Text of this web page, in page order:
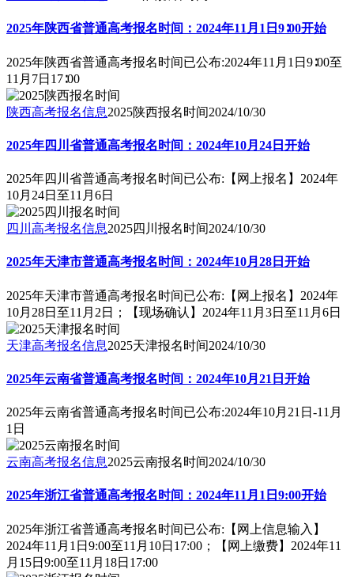
2025年陕西省普通高考报名时间：2024年11月1日9∶00开始
2025年陕西省普通高考报名时间已公布:2024年11月1日9∶00至
11月7日17∶00
陕西高考报名信息2025陕西报名时间2024/10/30
2025年四川省普通高考报名时间：2024年10月24日开始
2025年四川省普通高考报名时间已公布:【网上报名】2024年
10月24日至11月6日
四川高考报名信息2025四川报名时间2024/10/30
2025年天津市普通高考报名时间：2024年10月28日开始
2025年天津市普通高考报名时间已公布:【网上报名】2024年
10月28日至11月2日；【现场确认】2024年11月3日至11月6日
天津高考报名信息2025天津报名时间2024/10/30
2025年云南省普通高考报名时间：2024年10月21日开始
2025年云南省普通高考报名时间已公布:2024年10月21日-11月
1日
云南高考报名信息2025云南报名时间2024/10/30
2025年浙江省普通高考报名时间：2024年11月1日9:00开始
2025年浙江省普通高考报名时间已公布:【网上信息输入】
2024年11月1日9:00至11月10日17:00；【网上缴费】2024年11
月15日9:00至11月18日17:00